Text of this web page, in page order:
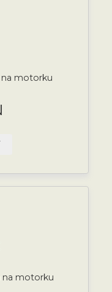
na motorku
na motorku